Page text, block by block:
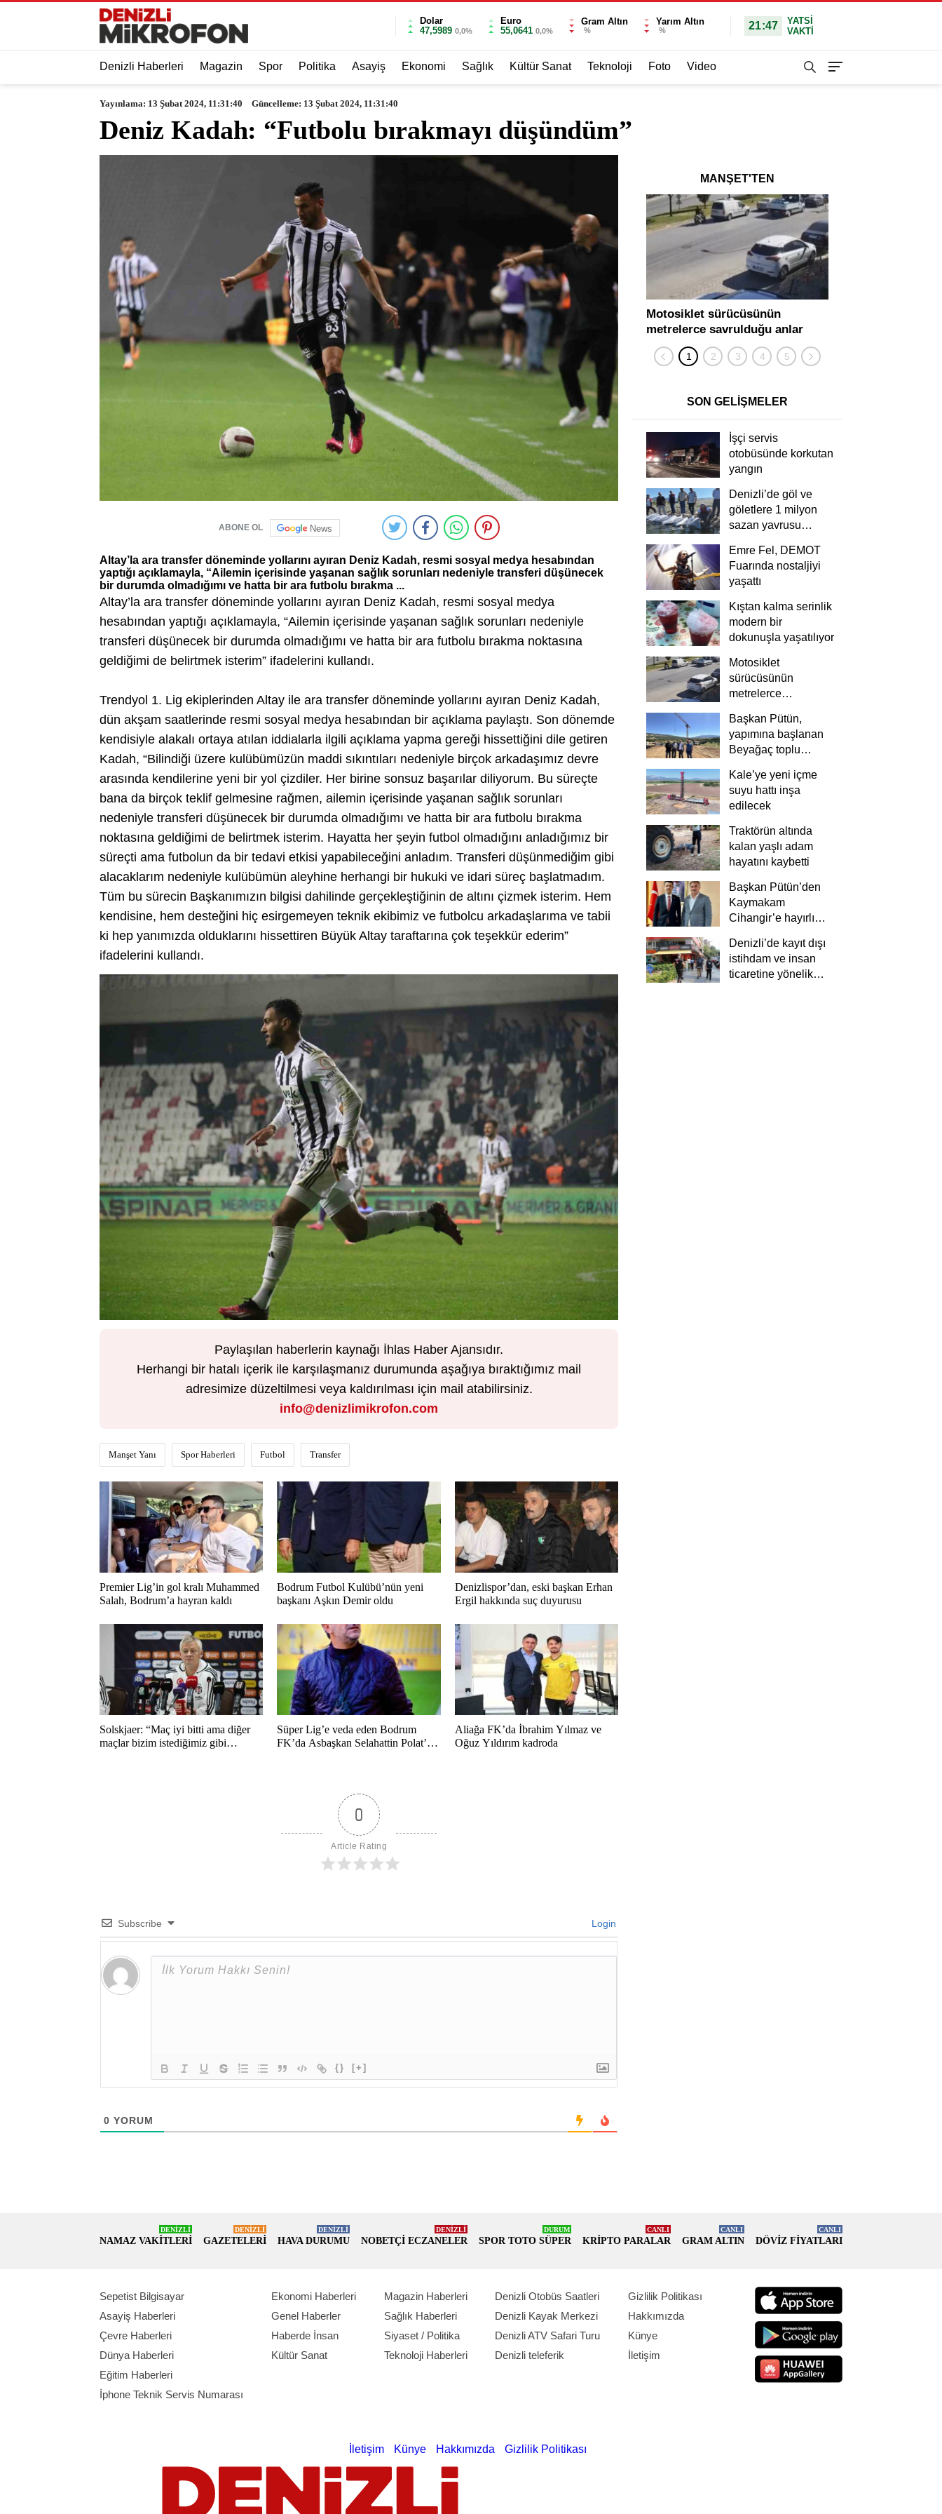
Dolar
47,5989 0,0%
Euro
55,0641 0,0%
Gram Altın
%
Yarım Altın
% 21:47
YATSI
VAKTİ
Denizli Haberleri Magazin Spor Politika Asayiş Ekonomi Sağlık Kültür Sanat Teknoloji Foto Video
Yayınlama: 13 Şubat 2024, 11:31:40 Güncelleme: 13 Şubat 2024, 11:31:40
Deniz Kadah: “Futbolu bırakmayı düşündüm”
ABONE OL News
Altay’la ara transfer döneminde yollarını ayıran Deniz Kadah, resmi sosyal medya hesabından
yaptığı açıklamayla, “Ailemin içerisinde yaşanan sağlık sorunları nedeniyle transferi düşünecek
bir durumda olmadığımı ve hatta bir ara futbolu bırakma ...
Altay’la ara transfer döneminde yollarını ayıran Deniz Kadah, resmi sosyal medya
hesabından yaptığı açıklamayla, “Ailemin içerisinde yaşanan sağlık sorunları nedeniyle
transferi düşünecek bir durumda olmadığımı ve hatta bir ara futbolu bırakma noktasına
geldiğimi de belirtmek isterim” ifadelerini kullandı.
Trendyol 1. Lig ekiplerinden Altay ile ara transfer döneminde yollarını ayıran Deniz Kadah,
dün akşam saatlerinde resmi sosyal medya hesabından bir açıklama paylaştı. Son dönemde
kendisiyle alakalı ortaya atılan iddialarla ilgili açıklama yapma gereği hissettiğini dile getiren
Kadah, “Bilindiği üzere kulübümüzün maddi sıkıntıları nedeniyle birçok arkadaşımız devre
arasında kendilerine yeni bir yol çizdiler. Her birine sonsuz başarılar diliyorum. Bu süreçte
bana da birçok teklif gelmesine rağmen, ailemin içerisinde yaşanan sağlık sorunları
nedeniyle transferi düşünecek bir durumda olmadığımı ve hatta bir ara futbolu bırakma
noktasına geldiğimi de belirtmek isterim. Hayatta her şeyin futbol olmadığını anladığımız bir
süreçti ama futbolun da bir tedavi etkisi yapabileceğini anladım. Transferi düşünmediğim gibi
alacaklarım nedeniyle kulübümün aleyhine herhangi bir hukuki ve idari süreç başlatmadım.
Tüm bu sürecin Başkanımızın bilgisi dahilinde gerçekleştiğinin de altını çizmek isterim. Hem
kendisine, hem desteğini hiç esirgemeyen teknik ekibimiz ve futbolcu arkadaşlarıma ve tabii
ki hep yanımızda olduklarını hissettiren Büyük Altay taraftarına çok teşekkür ederim”
ifadelerini kullandı.
Paylaşılan haberlerin kaynağı İhlas Haber Ajansıdır.
Herhangi bir hatalı içerik ile karşılaşmanız durumunda aşağıya bıraktığımız mail
adresimize düzeltilmesi veya kaldırılması için mail atabilirsiniz.
info@denizlimikrofon.com
Manşet Yanı Spor Haberleri Futbol Transfer
Premier Lig’in gol kralı Muhammed
Salah, Bodrum’a hayran kaldı
Bodrum Futbol Kulübü’nün yeni
başkanı Aşkın Demir oldu
Denizlispor’dan, eski başkan Erhan
Ergil hakkında suç duyurusu
Solskjaer: “Maç iyi bitti ama diğer
maçlar bizim istediğimiz gibi
Süper Lig’e veda eden Bodrum
FK’da Asbaşkan Selahattin Polat’tan
Aliağa FK’da İbrahim Yılmaz ve
Oğuz Yıldırım kadroda
0
Article Rating
Subscribe Login
{} [+]
0 YORUM
MANŞET'TEN
Motosiklet sürücüsünün
metrelerce savrulduğu anlar
güvenlik kamerasında
SON GELİŞMELER
İşçi servis
otobüsünde korkutan
yangın
Denizli’de göl ve
göletlere 1 milyon
sazan yavrusu
Emre Fel, DEMOT
Fuarında nostaljiyi
yaşattı
Kıştan kalma serinlik
modern bir
dokunuşla yaşatılıyor
Motosiklet
sürücüsünün
metrelerce
güvenlik
kamerasında
Başkan Pütün,
yapımına başlanan
Beyağaç toplu
Kale’ye yeni içme
suyu hattı inşa
edilecek
Traktörün altında
kalan yaşlı adam
hayatını kaybetti
Başkan Pütün’den
Kaymakam
Cihangir’e hayırlı
Denizli’de kayıt dışı
istihdam ve insan
ticaretine yönelik
NAMAZ VAKİTLERİ
DENİZLİ
GAZETELERİ
DENİZLİ
HAVA DURUMU
DENİZLİ
NOBETÇİ ECZANELER
DENİZLİ
SPOR TOTO SÜPER
DURUM
KRİPTO PARALAR
CANLI
GRAM ALTIN
CANLI
DÖVİZ FİYATLARI
CANLI
Sepetist Bilgisayar
Asayiş Haberleri
Çevre Haberleri
Dünya Haberleri
Eğitim Haberleri
İphone Teknik Servis Numarası
Ekonomi Haberleri
Genel Haberler
Haberde İnsan
Kültür Sanat
Magazin Haberleri
Sağlık Haberleri
Siyaset / Politika
Teknoloji Haberleri
Denizli Otobüs Saatleri
Denizli Kayak Merkezi
Denizli ATV Safari Turu
Denizli teleferik
Gizlilik Politikası
Hakkımızda
Künye
İletişim
İletişim Künye Hakkımızda Gizlilik Politikası